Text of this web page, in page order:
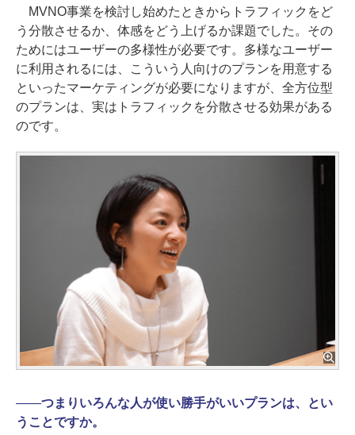
MVNO事業を検討し始めたときからトラフィックをど
う分散させるか、体感をどう上げるか課題でした。その
ためにはユーザーの多様性が必要です。多様なユーザー
に利用されるには、こういう人向けのプランを用意する
といったマーケティングが必要になりますが、全方位型
のプランは、実はトラフィックを分散させる効果がある
のです。
――つまりいろんな人が使い勝手がいいプランは、とい
うことですか。